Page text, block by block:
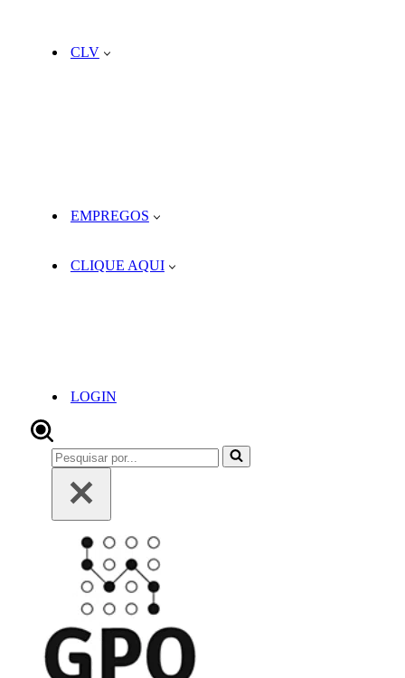
CLV
EMPREGOS
CLIQUE AQUI
LOGIN
Pesquisar
por...